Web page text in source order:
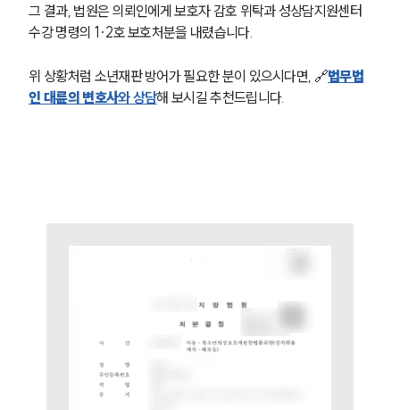
그룹소개
그 결과, 법원은 의뢰인에게 보호자 감호 위탁과 성상담지원센터
수강 명령의 1·2호 보호처분을 내렸습니다.
위 상황처럼 소년재판 방어가 필요한 분이 있으시다면, 🔗법무법
인 대륜의 변호사와 상담해 보시길 추천드립니다.